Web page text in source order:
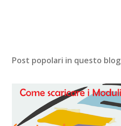
Post popolari in questo blog